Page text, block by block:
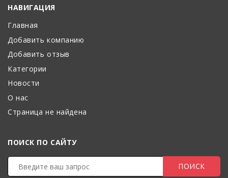
НАВИГАЦИЯ
Главная
Добавить компанию
Добавить отзыв
Категории
Новости
О нас
Страница не найдена
ПОИСК ПО САЙТУ
ПОИСК